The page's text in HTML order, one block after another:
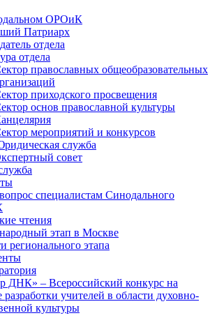
ОРОиК
Патриарх
отдела
отдела
православных общеобразовательных
приходского просвещения
основ православной культуры
мероприятий и конкурсов
служба
совет
специалистам Синодального
чтения
этап в Москве
регионального этапа
ДНК» – Всероссийский конкурс на
учителей в области духовно-
культуры